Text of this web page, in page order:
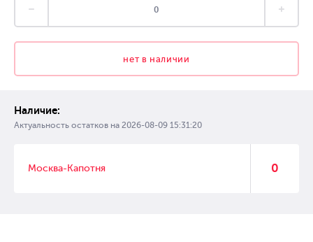
нет в наличии
Наличие:
Актуальность остатков на 2026-08-09 15:31:20
Москва-Капотня 0